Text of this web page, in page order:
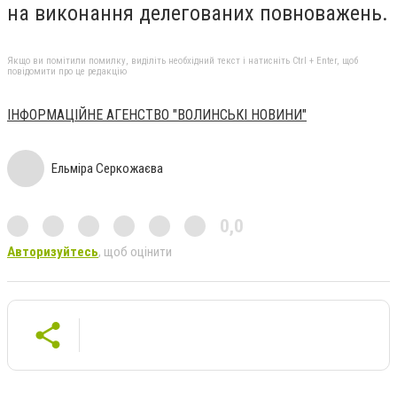
на виконання делегованих повноважень.
Якщо ви помітили помилку, виділіть необхідний текст і натисніть Ctrl + Enter, щоб
повідомити про це редакцію
ІНФОРМАЦІЙНЕ АГЕНСТВО "ВОЛИНСЬКІ НОВИНИ"
Ельміра Серкожаєва
0,0
Авторизуйтесь, щоб оцінити